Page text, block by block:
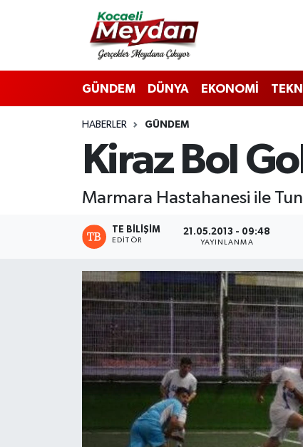
GÜNDEM DÜNYA EKONOMİ
HABERLER GÜNDEM
Kiraz Bol
Marmara Hastahanesi ile
TE BILIŞIM
EDITÖR
21.05.2013 - 09:48
YAYINLANMA
Nöbetçi Eczaneler
Hava Durumu
Trafik Durumu
Süper Lig Puan Durumu ve Fikstür
Tüm Manşetler
Son Dakika Haberleri
Haber Arşivi